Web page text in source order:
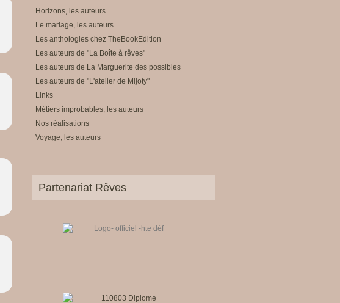
Horizons, les auteurs
Le mariage, les auteurs
Les anthologies chez TheBookEdition
Les auteurs de "La Boîte à rêves"
Les auteurs de La Marguerite des possibles
Les auteurs de "L'atelier de Mijoty"
Links
Métiers improbables, les auteurs
Nos réalisations
Voyage, les auteurs
Partenariat Rêves